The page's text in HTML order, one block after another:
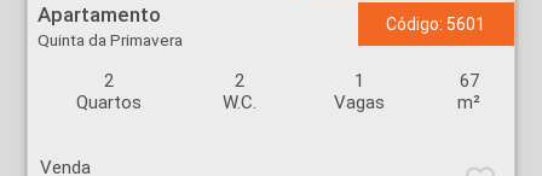
Apartamento
Quinta da Primavera
Código: 5601
2
Quartos
2
W.C.
1
Vagas
67
m²
Venda